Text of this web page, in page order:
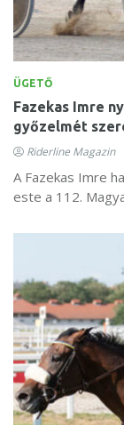
ÜGETŐ
Fazekas Imre
győzelmét
Riderline Magazin
A Fazekas Imre
este a 112.